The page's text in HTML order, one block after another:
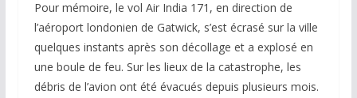
Pour mémoire, le vol Air India 171, en direction de
l’aéroport londonien de Gatwick, s’est écrasé sur la ville
quelques instants après son décollage et a explosé en
une boule de feu. Sur les lieux de la catastrophe, les
débris de l’avion ont été évacués depuis plusieurs mois.